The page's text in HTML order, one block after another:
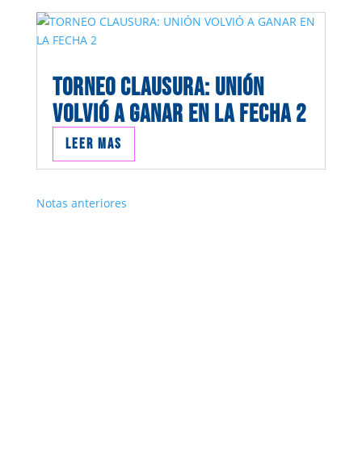
TORNEO CLAUSURA: UNIÓN
VOLVIÓ A GANAR EN LA FECHA 2
Leer mas
Notas anteriores